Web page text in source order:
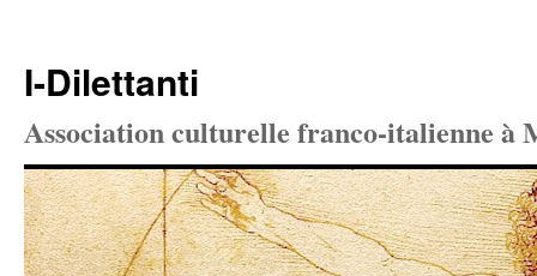
I-Dilettanti
Association culturelle franco-italienne à